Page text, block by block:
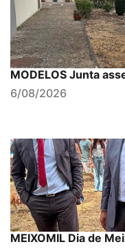
MODELOS Junta
6/08/2026
MEIXOMIL Dia de